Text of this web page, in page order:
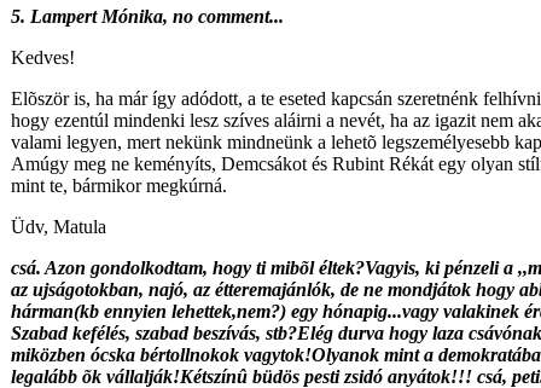
5. Lampert Mónika, no comment...
Kedves!
Elõször is, ha már így adódott, a te eseted kapcsán szeretnénk
hogy ezentúl mindenki lesz szíves aláirni a nevét, ha az igazit nem
valami legyen, mert nekünk mindneünk a lehetõ legszemélyesebb
Amúgy meg ne keményíts, Demcsákot és Rubint Rékát egy olyan
mint te, bármikor megkúrná.
Üdv, Matula
csá. Azon gondolkodtam, hogy ti mibõl éltek?Vagyis, ki pénzeli a
az ujságotokban, najó, az étteremajánlók, de ne mondjátok hogy
hárman(kb ennyien lehettek,nem?) egy hónapig...vagy valakinek
Szabad kefélés, szabad beszívás, stb?Elég durva hogy laza
miközben ócska bértollnokok vagytok!Olyanok mint a
legalább õk vállalják!Kétszínû büdös pesti zsidó anyátok!!! csá,